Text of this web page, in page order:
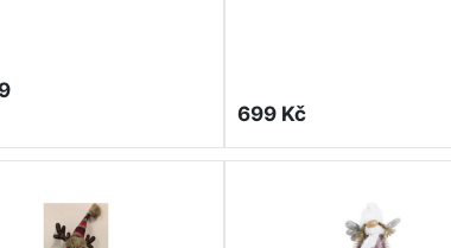
699 Kč